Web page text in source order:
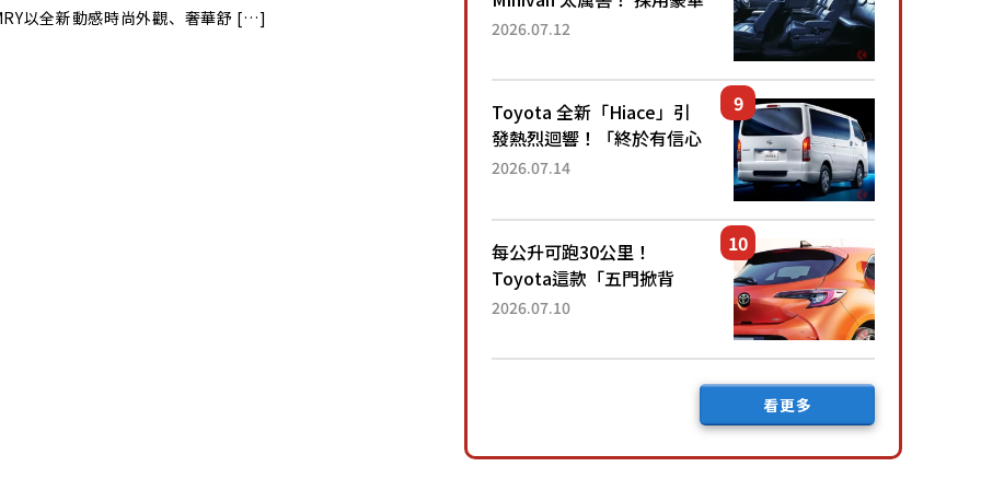
以全新動感時尚外觀、奢華舒 […]
「真皮座椅」與專屬「黑色
公里，兼具優異節能表現與
舒適「三...
2026.07.12
Toyota 全新「Hiace」引
發熱烈迴響！「終於有信心
下訂了！」「哪個等級交車
後竟然還要等「超過半年」
才能交車？...
2026.07.14
每公升可跑30公里！
Toyota這款「五門掀背
車」真的很厲害！ 擁有全
尺寸」，配備全面升級！
2026.07.10
看更多